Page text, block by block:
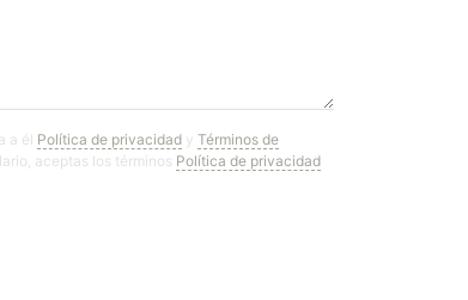
a él Política de privacidad y Términos de
aceptas los términos Política de privacidad